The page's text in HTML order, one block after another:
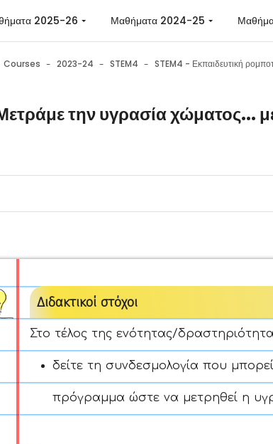
2025-26 Μαθήματα 2024-25
Courses 2023-24 STEM4
την υγρασία χώματος...
requirements
Διδακτικοί στόχοι
Στο τέλος της ενότητας/
δείτε τη συνδεσμολογία που
πρόγραμμα ώστε να μετρηθεί η